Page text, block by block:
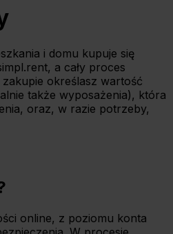
i domu kupuje się
a cały proces
określasz wartość
także wyposażenia), która
oraz, w razie potrzeby,
online, z poziomu konta